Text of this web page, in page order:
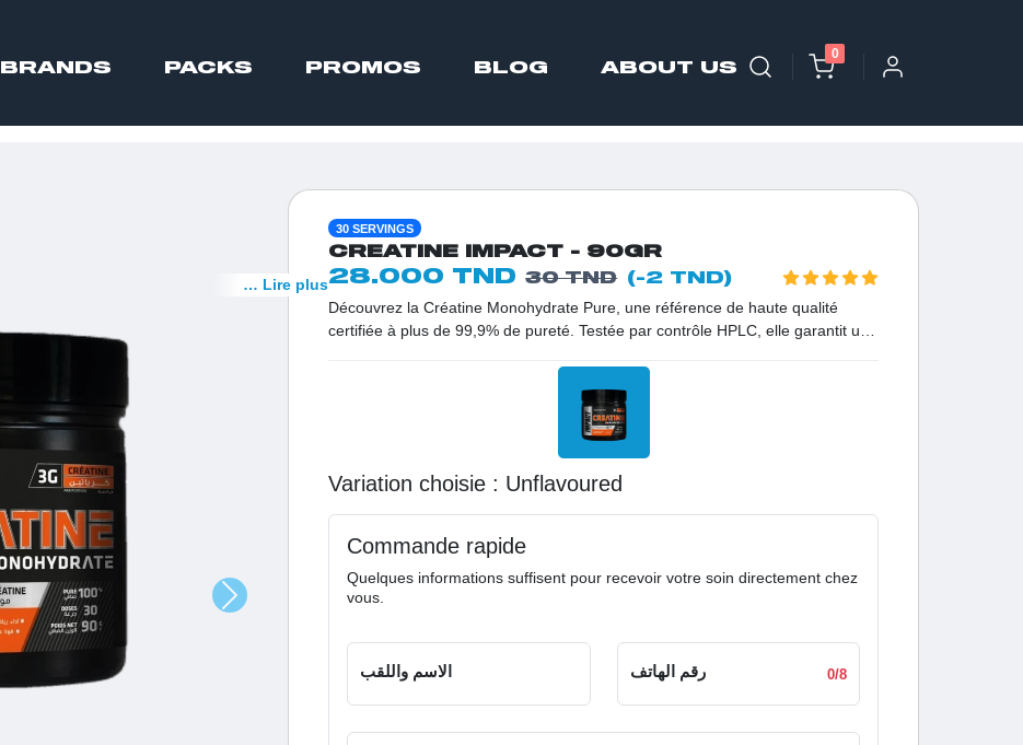
BRANDS PACKS PROMOS BLOG ABOUT US
0
30 SERVINGS
CREATINE IMPACT - 90GR
28.000 TND 30 TND (-2 TND)
Découvrez la Créatine Monohydrate Pure, une référence de haute qualité
certifiée à plus de 99,9% de pureté. Testée par contrôle HPLC, elle garantit une
allergènes, cette créatine ultra-fine est conçue pour saturer vos réserves de
phosphocréatine et booster la production d'ATP. C'est l'allié incontournable en
Tunisie pour les athlètes cherchant une force explosive, une performance
maximale et une croissance musculaire optimisée lors de séances de haute
… Lire plus
Variation choisie : unflavoured
Commande rapide
Quelques informations suffisent pour recevoir votre soin directement chez
vous.
الاسم واللقب رقم الهاتف 0/8